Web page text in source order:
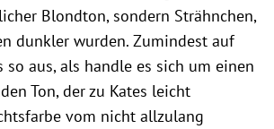
Blondton, sondern Strähnchen,
dunkler wurden. Zumindest auf
so aus, als handle es sich um einen
Ton, der zu Kates leicht
vom nicht allzulang